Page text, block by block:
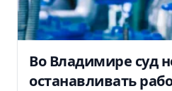
Во Владимире суд
останавливать